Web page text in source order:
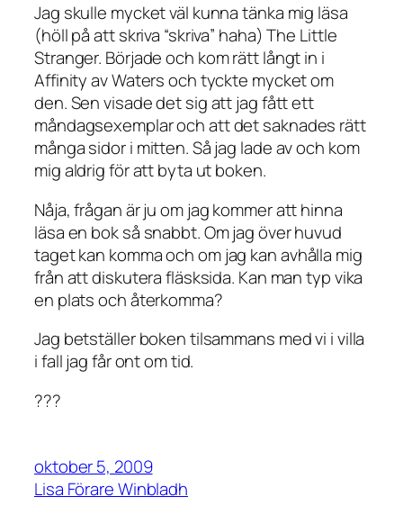
Jag skulle mycket väl kunna tänka mig läsa
(höll på att skriva “skriva” haha) The Little
Stranger. Började och kom rätt långt in i
Affinity av Waters och tyckte mycket om
den. Sen visade det sig att jag fått ett
måndagsexemplar och att det saknades rätt
många sidor i mitten. Så jag lade av och kom
mig aldrig för att byta ut boken.
Nåja, frågan är ju om jag kommer att hinna
läsa en bok så snabbt. Om jag över huvud
taget kan komma och om jag kan avhålla mig
från att diskutera fläsksida. Kan man typ vika
en plats och återkomma?
Jag betställer boken tilsammans med vi i villa
i fall jag får ont om tid.
???
oktober 5, 2009
Lisa Förare Winbladh